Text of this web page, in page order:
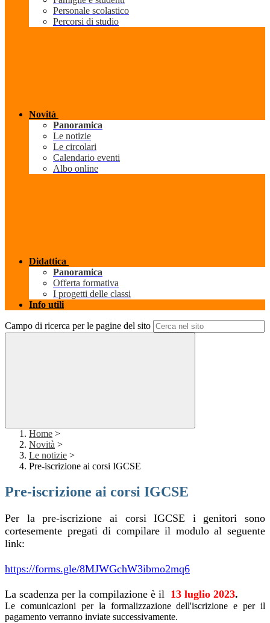
Personale scolastico
Percorsi di studio
Novità
Panoramica
Le notizie
Le circolari
Calendario eventi
Albo online
Didattica
Panoramica
Offerta formativa
I progetti delle classi
Info utili
Campo di ricerca per le pagine del sito
Home >
Novità >
Le notizie >
Pre-iscrizione ai corsi IGCSE
Pre-iscrizione ai corsi IGCSE
Per la pre-iscrizione ai corsi IGCSE i genitori sono
cortesemente pregati di compilare il modulo al seguente
link:
https://forms.gle/8MJWGchW3ibmo2mq6
La scadenza per la compilazione è il 13 luglio 2023.
Le comunicazioni per la formalizzazione dell'iscrizione e per il
pagamento verranno inviate successivamente.